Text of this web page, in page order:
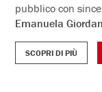
Teatro